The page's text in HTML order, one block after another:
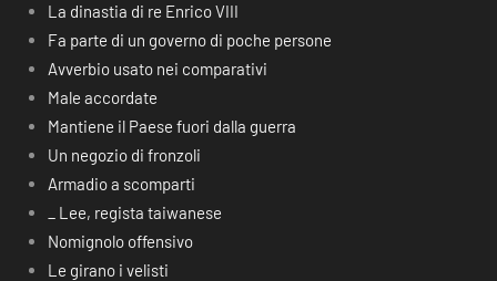
La dinastia di re Enrico VIII
Fa parte di un governo di poche persone
Avverbio usato nei comparativi
Male accordate
Mantiene il Paese fuori dalla guerra
Un negozio di fronzoli
Armadio a scomparti
_ Lee, regista taiwanese
Nomignolo offensivo
Le girano i velisti